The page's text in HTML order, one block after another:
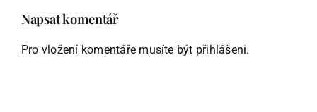
Napsat komentář
Pro vložení komentáře musíte být přihlášeni.